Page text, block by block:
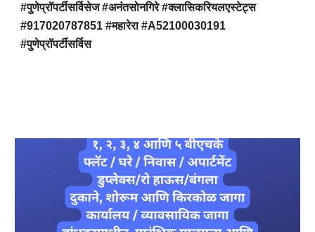
#पुणेप्रॉपर्टीसर्विसेज #अनंतसोनगिरे #क्लासिकरियलएस्टेट्स
#917020787851 #महारेरा #A52100030191
#पुणेप्रॉपर्टीसर्विस